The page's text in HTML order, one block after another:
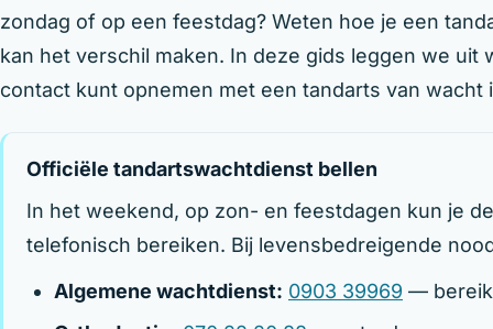
zondag of op een feestdag? Weten hoe je een
kan het verschil maken. In deze gids leggen we
contact kunt opnemen met een tandarts van wacht
Officiële tandartswachtdienst bellen
In het weekend, op zon- en feestdagen kun je
telefonisch bereiken. Bij levensbedreigende
Algemene wachtdienst: 0903 39969 —